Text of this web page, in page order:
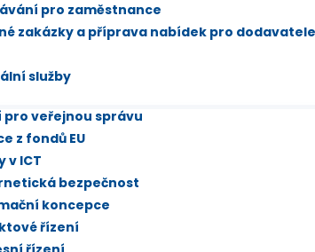
pro zaměstnance
zakázky a příprava nabídek pro dodavatele
služby
veřejnou správu
z fondů EU
v ICT
bezpečnost
koncepce
řízení